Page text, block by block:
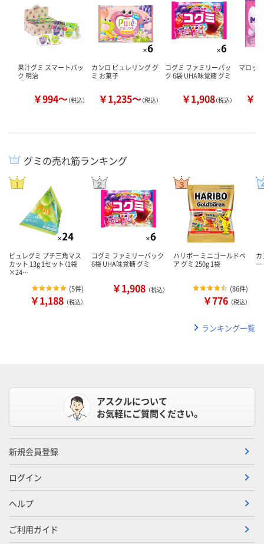
果汁グミ スマートパッ
ク 明治
￥994～（税込）
カンロ ピュレリング グ
ミ お菓子
￥1,235～（税込）
コグミ ファミリーパッ
ク 6袋 UHA味覚糖 グミ
￥1,908（税込）
マロッ
￥
グミの売れ筋ランキング
ピュレグミ プチ三角マス
カット 13g 1セット（1袋
×24…
(5件)
￥1,188 （税込）
コグミ ファミリーパック
6袋 UHA味覚糖 グミ
￥1,908 （税込）
ハリボー ミニゴールドベ
ア グミ 250g 1袋
(86件)
￥776 （税込）
ランキング一覧
アスクルについて
お気軽にご質問ください。
新規会員登録
ログイン
ヘルプ
ご利用ガイド